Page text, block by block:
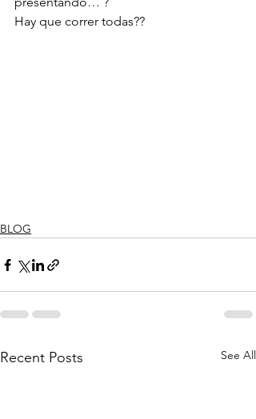
Hay que correr todas??
BLOG
Recent Posts See All